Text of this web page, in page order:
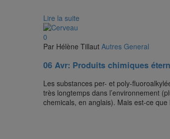
Lire la suite
0
Par Hélène Tillaut Autres General
06 Avr: Produits chimiques
Les substances per- et poly-
très longtemps dans l’environnement
chemicals, en anglais). Mais est-ce